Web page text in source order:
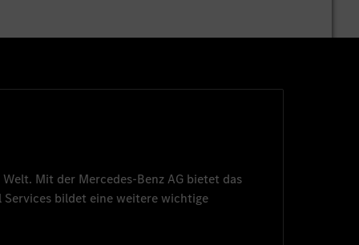
Mit der Mercedes-Benz AG bietet das
Services bildet eine weitere wichtige